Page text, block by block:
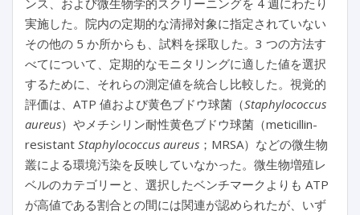
実施した。院内の定期的な清掃対象に指定されていない
その他の 5 か所からも、試料を採取した。3 つの方法す
べてについて、定期的なモニタリングに適した値を選択
するために、それらの測定値を統合し比較した。視覚的
評価は、ATP 値および黄色ブドウ球菌（Staphylococcus
aureus）やメチシリン耐性黄色ブドウ球菌（meticillin-
resistant Staphylococcus aureus ；MRSA）などの微生物
叢による環境汚染を反映していなかった。微生物増殖レ
ベルのカテゴリーと、選択したベンチマークよりも ATP
が高値である割合との間には関連が認められたが、いず